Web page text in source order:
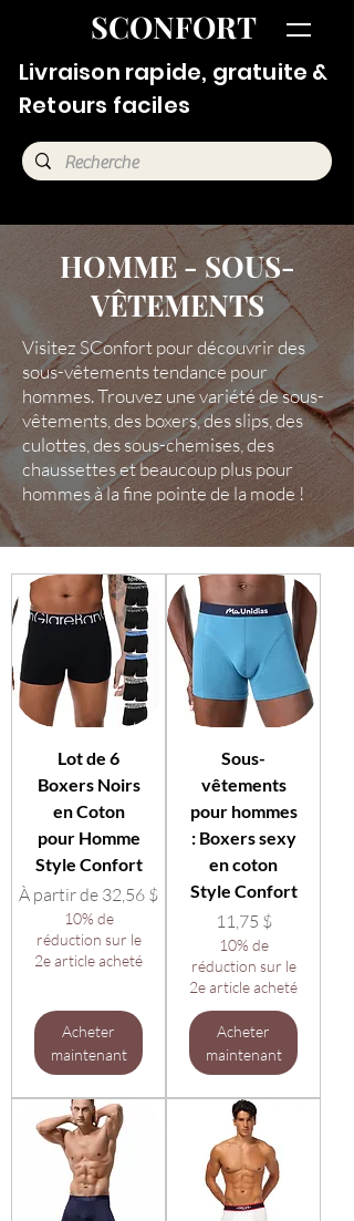
SCONFORT
Livraison rapide, gratuite &
Retours faciles
HOMME - SOUS-
VÊTEMENTS
Visitez SConfort pour découvrir des
sous-vêtements tendance pour
hommes. Trouvez une variété de sous-
vêtements, des boxers, des slips, des
culottes, des sous-chemises, des
chaussettes et beaucoup plus pour
hommes à la fine pointe de la mode !
Lot de 6
Boxers Noirs
en Coton
pour Homme
Style Confort
À partir de 32,56 $
Prix promotionnel
10% de
réduction sur le
2e article acheté
Acheter
maintenant
Sous-
vêtements
pour hommes
: Boxers sexy
en coton
Style Confort
Prix
11,75 $
10% de
réduction sur le
2e article acheté
Acheter
maintenant